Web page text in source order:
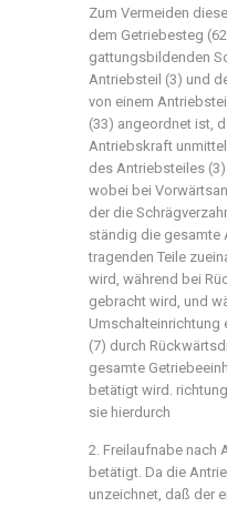
Zum Vermeiden
dem Getriebesteg
gattungsbildenden
Antriebsteil (3) und
von einem
(33) angeordnet ist,
Antriebskraft
des Antriebsteiles
wobei bei
der die
ständig die gesamte
tragenden Teile
wird, während bei
gebracht wird, und
Umschalteinrichtung
(7) durch
gesamte
betätigt wird.
sie hierdurch
2. Freilaufnabe nach
betätigt. Da die
unzeichnet, daß der